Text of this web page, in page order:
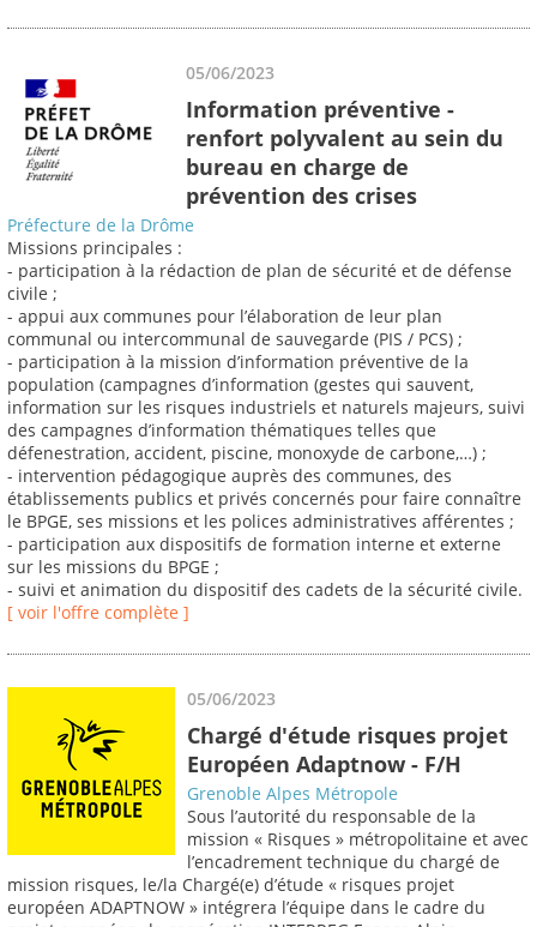
05/06/2023
Information préventive -
renfort polyvalent au sein du
bureau en charge de
prévention des crises
Préfecture de la Drôme
Missions principales :
- participation à la rédaction de plan de sécurité et de défense
civile ;
- appui aux communes pour l’élaboration de leur plan
communal ou intercommunal de sauvegarde (PIS / PCS) ;
- participation à la mission d’information préventive de la
population (campagnes d’information (gestes qui sauvent,
information sur les risques industriels et naturels majeurs, suivi
des campagnes d’information thématiques telles que
défenestration, accident, piscine, monoxyde de carbone,…) ;
- intervention pédagogique auprès des communes, des
établissements publics et privés concernés pour faire connaître
le BPGE, ses missions et les polices administratives afférentes ;
- participation aux dispositifs de formation interne et externe
sur les missions du BPGE ;
- suivi et animation du dispositif des cadets de la sécurité civile.
[ voir l'offre complète ]
05/06/2023
Chargé d'étude risques projet
Européen Adaptnow - F/H
Grenoble Alpes Métropole
Sous l’autorité du responsable de la
mission « Risques » métropolitaine et avec
l’encadrement technique du chargé de
mission risques, le/la Chargé(e) d’étude « risques projet
européen ADAPTNOW » intégrera l’équipe dans le cadre du